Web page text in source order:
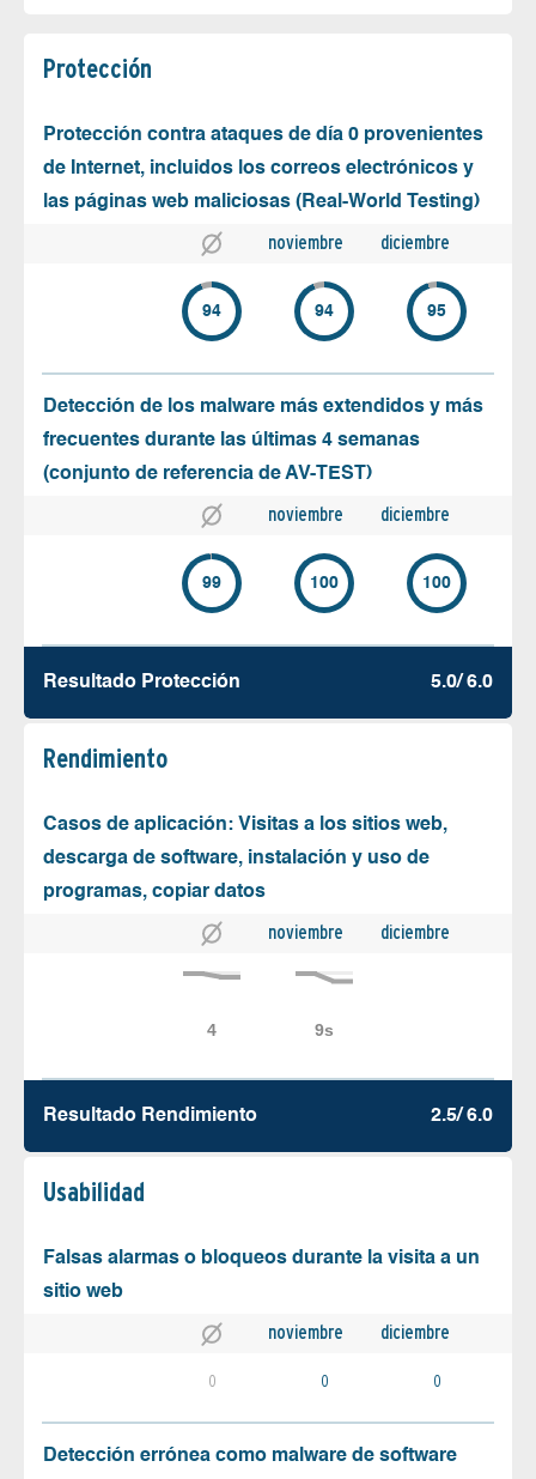
Protección
Protección contra ataques de día 0 provenientes
de Internet, incluidos los correos electrónicos y
las páginas web maliciosas (Real-World Testing)
noviembre diciembre
94 94 95
Detección de los malware más extendidos y más
frecuentes durante las últimas 4 semanas
(conjunto de referencia de AV-TEST)
noviembre diciembre
99 100 100
Resultado Protección 5.0/ 6.0
Rendimiento
Casos de aplicación: Visitas a los sitios web,
descarga de software, instalación y uso de
programas, copiar datos
noviembre diciembre
Resultado Rendimiento 2.5/ 6.0
Usabilidad
Falsas alarmas o bloqueos durante la visita a un
sitio web
noviembre diciembre
0 0 0
Detección errónea como malware de software